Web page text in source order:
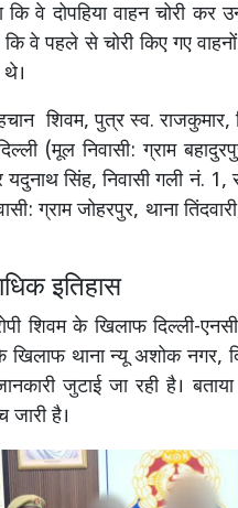
कि वे दोपहिया वाहन चोरी
कि वे पहले से चोरी किए गए
शिवम, पुत्र स्व.
(मूल निवासी: ग्राम
सिंह, निवासी गली नं. 1,
ग्राम जोहरपुर, थाना
इतिहास
शिवम के खिलाफ दिल्ली-
थाना न्यू अशोक नगर,
जुटाई जा रही है।
जारी है।